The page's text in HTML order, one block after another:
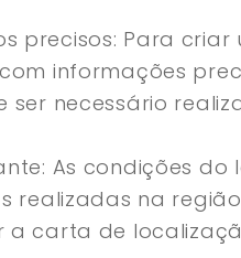
precisos: Para
informações
ser necessário
As condições
realizadas na
a carta de